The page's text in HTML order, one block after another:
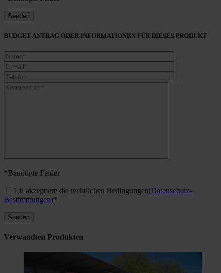
BUDGET ANTRAG ODER INFORMATIONEN FÜR DIESES PRODUKT
*Benötigte Felder
Ich akzeptiere die rechtlichen Bedingungen(Datenschutz-
Bestimmungen)*
Verwandten Produkten